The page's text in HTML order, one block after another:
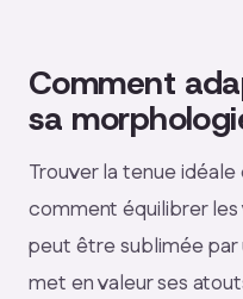
Comment
sa
Trouver la tenue
comment équilibrer
peut être sublimée
met en valeur ses